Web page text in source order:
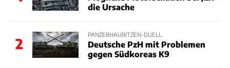
die Ursache
2
PANZERHAUBITZEN-DUELL
Deutsche PzH mit Problemen
gegen Südkoreas K9